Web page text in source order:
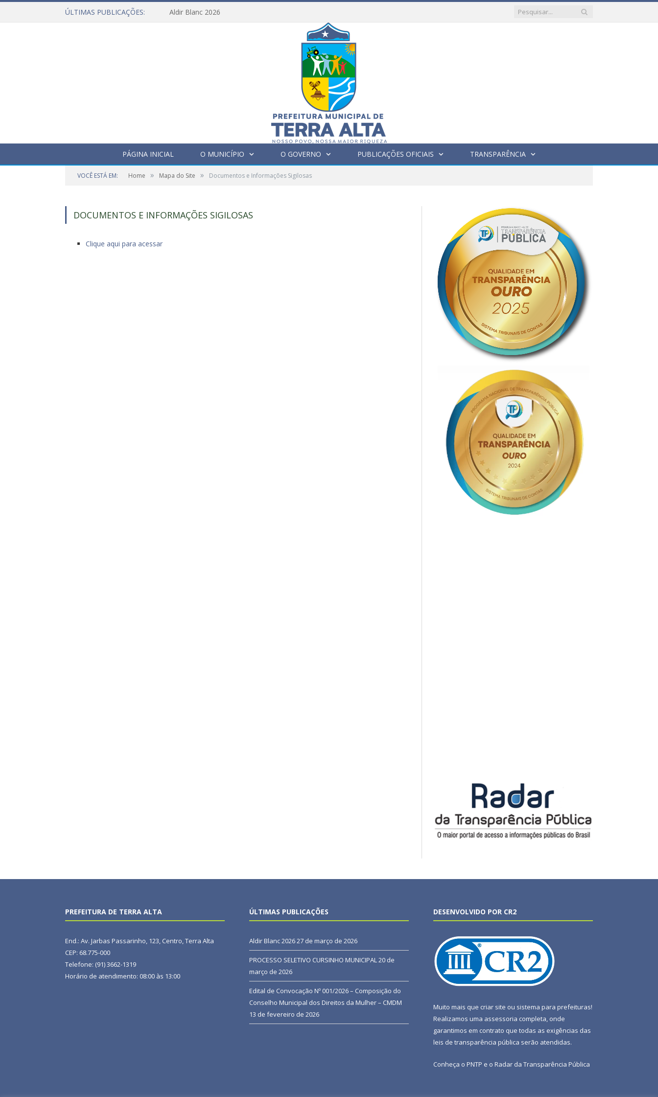
ÚLTIMAS PUBLICAÇÕES: Aldir Blanc 2026
PÁGINA INICIAL O MUNICÍPIO O GOVERNO PUBLICAÇÕES OFICIAIS TRANSPARÊNCIA
VOCÊ ESTÁ EM: Home » Mapa do Site » Documentos e Informações Sigilosas
DOCUMENTOS E INFORMAÇÕES SIGILOSAS
Clique aqui para acessar
PREFEITURA DE TERRA ALTA
End.: Av. Jarbas Passarinho, 123, Centro, Terra Alta
CEP: 68.775-000
Telefone: (91) 3662-1319
Horário de atendimento: 08:00 às 13:00
ÚLTIMAS PUBLICAÇÕES
Aldir Blanc 202627 de março de 2026
PROCESSO SELETIVO CURSINHO MUNICIPAL20 de
março de 2026
Edital de Convocação Nº 001/2026 – Composição do
Conselho Municipal dos Direitos da Mulher – CMDM
13 de fevereiro de 2026
DESENVOLVIDO POR CR2
Muito mais que criar site ou sistema para prefeituras!
Realizamos uma assessoria completa, onde
garantimos em contrato que todas as exigências das
leis de transparência pública serão atendidas.
Conheça o PNTP e o Radar da Transparência Pública